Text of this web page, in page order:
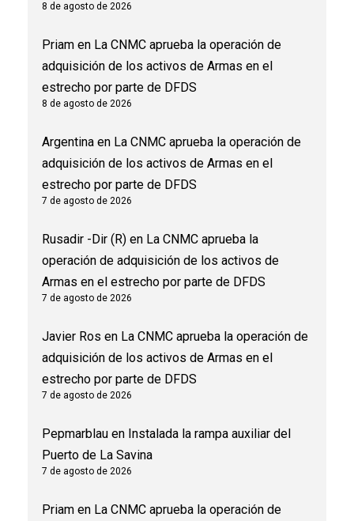
8 de agosto de 2026
Priam en La CNMC aprueba la operación de
adquisición de los activos de Armas en el
estrecho por parte de DFDS
8 de agosto de 2026
Argentina en La CNMC aprueba la operación de
adquisición de los activos de Armas en el
estrecho por parte de DFDS
7 de agosto de 2026
Rusadir -Dir (R) en La CNMC aprueba la
operación de adquisición de los activos de
Armas en el estrecho por parte de DFDS
7 de agosto de 2026
Javier Ros en La CNMC aprueba la operación de
adquisición de los activos de Armas en el
estrecho por parte de DFDS
7 de agosto de 2026
Pepmarblau en Instalada la rampa auxiliar del
Puerto de La Savina
7 de agosto de 2026
Priam en La CNMC aprueba la operación de